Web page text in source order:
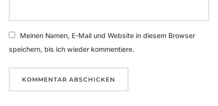
Meinen Namen, E-Mail und Website in diesem Browser
speichern, bis ich wieder kommentiere.